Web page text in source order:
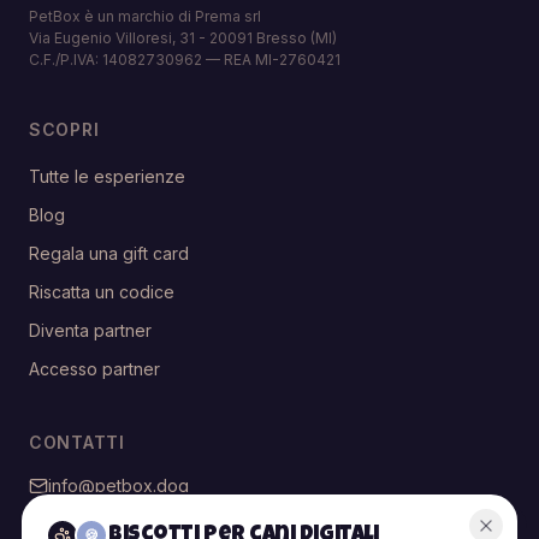
PetBox è un marchio di Prema srl
Via Eugenio Villoresi, 31 - 20091 Bresso (MI)
C.F./P.IVA: 14082730962 — REA MI-2760421
SCOPRI
Tutte le esperienze
Blog
Regala una gift card
Riscatta un codice
Diventa partner
Accesso partner
CONTATTI
info@petbox.dog
@petbox.dog
🍪